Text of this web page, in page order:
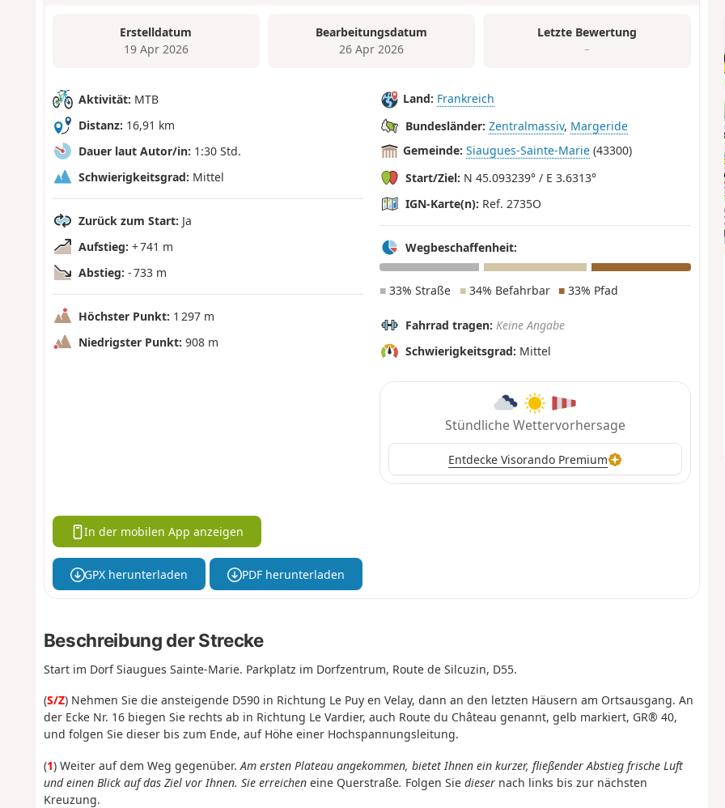
Erstelldatum
19 Apr 2026
Bearbeitungsdatum
26 Apr 2026
Letzte Bewertung
–
Aktivität: MTB
Distanz: 16,91 km
Dauer laut Autor/in: 1:30 Std.
Schwierigkeitsgrad: Mittel
Zurück zum Start: Ja
Aufstieg: + 741 m
Abstieg: - 733 m
Höchster Punkt: 1 297 m
Niedrigster Punkt: 908 m
Land: Frankreich
Bundesländer: Zentralmassiv, Margeride
Gemeinde: Siaugues-Sainte-Marie (43300)
Start/Ziel: N 45.093239° / E 3.6313°
IGN-Karte(n): Ref. 2735O
Wegbeschaffenheit:
■ 33% Straße ■34% Befahrbar ■33% Pfad
Fahrrad tragen: Keine Angabe
Schwierigkeitsgrad: Mittel
Stündliche Wettervorhersage
Entdecke Visorando Premium
In der mobilen App anzeigen
GPX herunterladen PDF herunterladen
Beschreibung der Strecke
Start im Dorf Siaugues Sainte-Marie. Parkplatz im Dorfzentrum, Route de Silcuzin, D55.
(S/Z) Nehmen Sie die ansteigende D590 in Richtung Le Puy en Velay, dann an den letzten Häusern am Ortsausgang. An
der Ecke Nr. 16 biegen Sie rechts ab in Richtung Le Vardier, auch Route du Château genannt, gelb markiert, GR® 40,
und folgen Sie dieser bis zum Ende, auf Höhe einer Hochspannungsleitung.
(1) Weiter auf dem Weg gegenüber. Am ersten Plateau angekommen, bietet Ihnen ein kurzer, fließender Abstieg frische Luft
und einen Blick auf das Ziel vor Ihnen. Sie erreichen eine Querstraße. Folgen Siedieser nach links bis zur nächsten
Kreuzung.